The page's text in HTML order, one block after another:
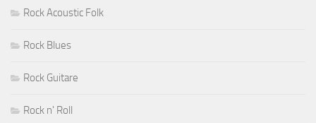
Rock Acoustic Folk
Rock Blues
Rock Guitare
Rock n' Roll